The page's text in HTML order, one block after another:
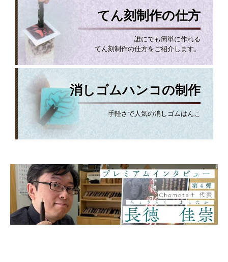
てん刻制作の仕方
誰にでも簡単に作れる
てん刻制作の仕方をご紹介します。
消しゴムハンコの制作
手軽さで人気の消しゴムはんこ